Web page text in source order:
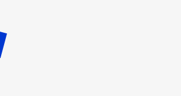
verschillende soorten stopcontacten.
zijn perfect voor onderweg en
via een stopcontact of
accessoires om uw EV-ervaring te